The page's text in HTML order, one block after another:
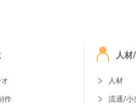
作
人材
人材
流通/小